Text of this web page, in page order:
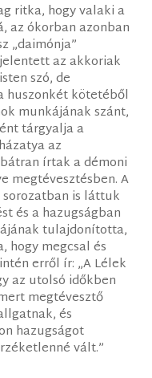
ritka, hogy valaki a
az ókorban azonban
„daimónja”
az akkoriak
szó, de
huszonkét kötetéből
munkájának szánt,
tárgyalja a
az
írtak a démoni
megtévesztésben. A
sorozatban is láttuk
és a hazugságban
tulajdonította,
hogy megcsal és
erről ír: „A Lélek
az utolsó időkben
megtévesztő
és
hazugságot
vált.”